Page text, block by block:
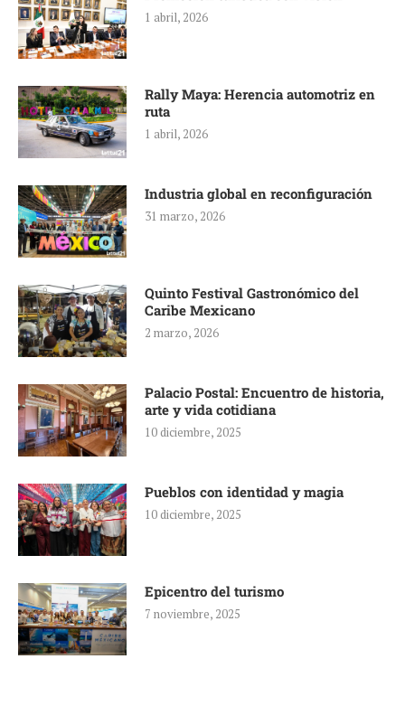
1 abril, 2026
Rally Maya: Herencia automotriz en
ruta
1 abril, 2026
Industria global en reconfiguración
31 marzo, 2026
Quinto Festival Gastronómico del
Caribe Mexicano
2 marzo, 2026
Palacio Postal: Encuentro de historia,
arte y vida cotidiana
10 diciembre, 2025
Pueblos con identidad y magia
10 diciembre, 2025
Epicentro del turismo
7 noviembre, 2025